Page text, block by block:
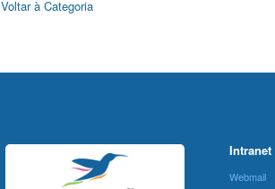
Voltar à Categoria
Intranet
Webmail